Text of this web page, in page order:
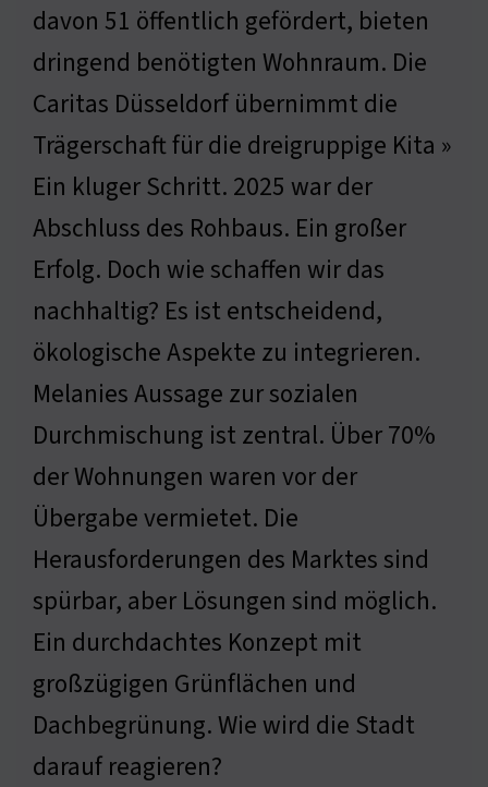
davon 51 öffentlich gefördert, bieten
dringend benötigten Wohnraum. Die
Caritas Düsseldorf übernimmt die
Trägerschaft für die dreigruppige Kita »
Ein kluger Schritt. 2025 war der
Abschluss des Rohbaus. Ein großer
Erfolg. Doch wie schaffen wir das
nachhaltig? Es ist entscheidend,
ökologische Aspekte zu integrieren.
Melanies Aussage zur sozialen
Durchmischung ist zentral. Über 70%
der Wohnungen waren vor der
Übergabe vermietet. Die
Herausforderungen des Marktes sind
spürbar, aber Lösungen sind möglich.
Ein durchdachtes Konzept mit
großzügigen Grünflächen und
Dachbegrünung. Wie wird die Stadt
darauf reagieren?